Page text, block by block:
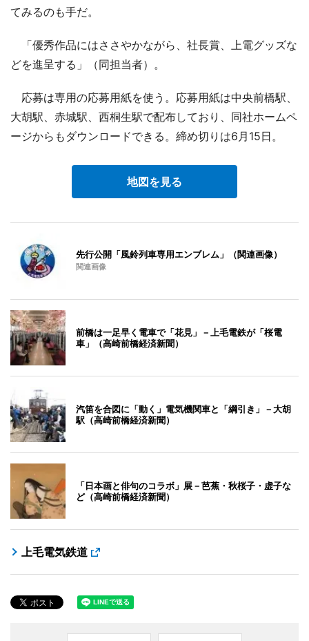
てみるのも手だ。
「優秀作品にはささやかながら、社長賞、上電グッズな
どを進呈する」（同担当者）。
応募は専用の応募用紙を使う。応募用紙は中央前橋駅、
大胡駅、赤城駅、西桐生駅で配布しており、同社ホームペ
ージからもダウンロードできる。締め切りは6月15日。
地図を見る
先行公開「風鈴列車専用エンブレム」（関連画像）
関連画像
前橋は一足早く電車で「花見」－上毛電鉄が「桜電
車」（高崎前橋経済新聞）
汽笛を合図に「動く」電気機関車と「綱引き」－大胡
駅（高崎前橋経済新聞）
「日本画と俳句のコラボ」展－芭蕉・秋桜子・虚子な
ど（高崎前橋経済新聞）
上毛電気鉄道